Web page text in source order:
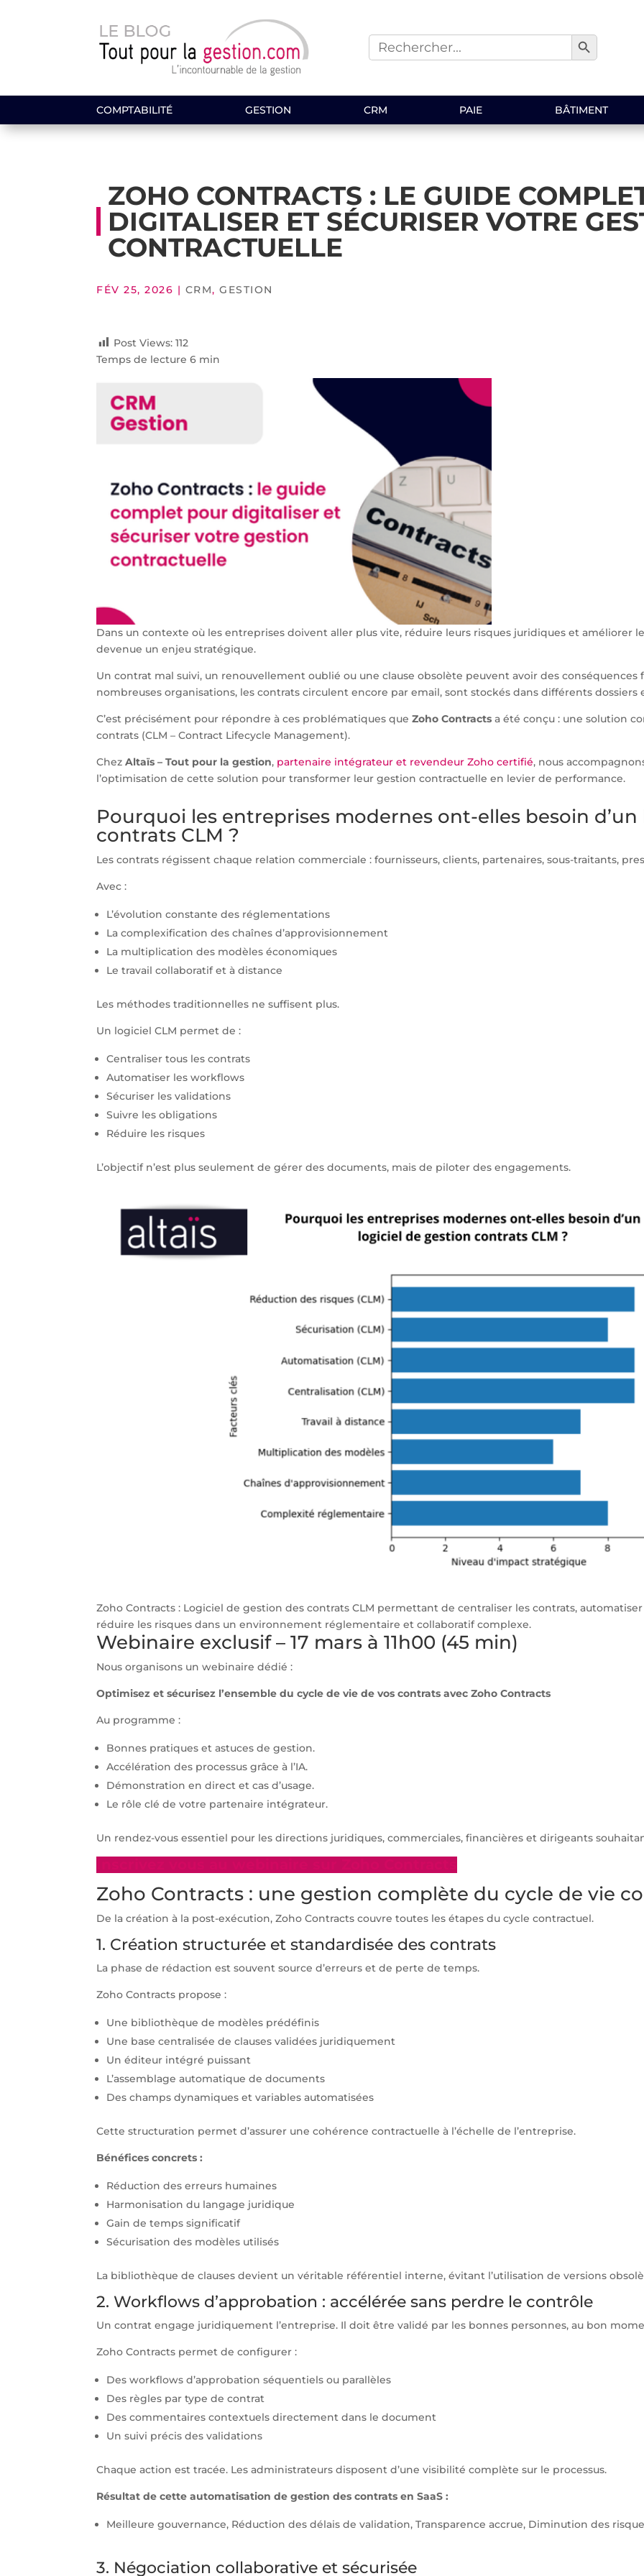
Search
for:
Search Button
COMPTABILITÉ GESTION CRM PAIE BÂTIMENT
ZOHO CONTRACTS : LE GUIDE
DIGITALISER ET SÉCURISER VOTRE
CONTRACTUELLE
FÉV 25, 2026 | CRM,GESTION
Post Views: 112
Temps de lecture 6 min
Dans un contexte où les entreprises doivent aller plus vite, réduire leurs risques juridiques et améliorer
devenue un enjeu stratégique.
Un contrat mal suivi, un renouvellement oublié ou une clause obsolète peuvent avoir des
nombreuses organisations, les contrats circulent encore par email, sont stockés dans différents
C’est précisément pour répondre à ces problématiques queZoho Contracts a été conçu : une solution
contrats (CLM – Contract Lifecycle Management).
ChezAltaïs – Tout pour la gestion, partenaire intégrateur et revendeur Zoho certifié, nous
l’optimisation de cette solution pour transformer leur gestion contractuelle en levier de performance.
Pourquoi les entreprises modernes ont-elles besoin
contrats CLM ?
Les contrats régissent chaque relation commerciale : fournisseurs, clients, partenaires, sous-traitants,
Avec :
L’évolution constante des réglementations
La complexification des chaînes d’approvisionnement
La multiplication des modèles économiques
Le travail collaboratif et à distance
Les méthodes traditionnelles ne suffisent plus.
Un logiciel CLM permet de :
Centraliser tous les contrats
Automatiser les workflows
Sécuriser les validations
Suivre les obligations
Réduire les risques
L’objectif n’est plus seulement de gérer des documents, mais de piloter des engagements.
Zoho Contracts : Logiciel de gestion des contrats CLM permettant de centraliser les contrats,
réduire les risques dans un environnement réglementaire et collaboratif complexe.
Webinaire exclusif – 17 mars à 11h00 (45 min)
Nous organisons un webinaire dédié :
Optimisez et sécurisez l’ensemble du cycle de vie de vos contrats avec Zoho Contracts
Au programme :
Bonnes pratiques et astuces de gestion.
Accélération des processus grâce à l’IA.
Démonstration en direct et cas d’usage.
Le rôle clé de votre partenaire intégrateur.
Un rendez-vous essentiel pour les directions juridiques, commerciales, financières et dirigeants
Zoho Contracts : une gestion complète du cycle de vie
De la création à la post-exécution, Zoho Contracts couvre toutes les étapes du cycle contractuel.
1. Création structurée et standardisée des contrats
La phase de rédaction est souvent source d’erreurs et de perte de temps.
Zoho Contracts propose :
Une bibliothèque de modèles prédéfinis
Une base centralisée de clauses validées juridiquement
Un éditeur intégré puissant
L’assemblage automatique de documents
Des champs dynamiques et variables automatisées
Cette structuration permet d’assurer une cohérence contractuelle à l’échelle de l’entreprise.
Bénéfices concrets :
Réduction des erreurs humaines
Harmonisation du langage juridique
Gain de temps significatif
Sécurisation des modèles utilisés
La bibliothèque de clauses devient un véritable référentiel interne, évitant l’utilisation de versions
2. Workflows d’approbation : accélérée sans perdre le contrôle
Un contrat engage juridiquement l’entreprise. Il doit être validé par les bonnes personnes, au bon
Zoho Contracts permet de configurer :
Des workflows d’approbation séquentiels ou parallèles
Des règles par type de contrat
Des commentaires contextuels directement dans le document
Un suivi précis des validations
Chaque action est tracée. Les administrateurs disposent d’une visibilité complète sur le processus.
Résultat de cette automatisation de gestion des contrats en SaaS :
Meilleure gouvernance, Réduction des délais de validation, Transparence accrue, Diminution des
3. Négociation collaborative et sécurisée